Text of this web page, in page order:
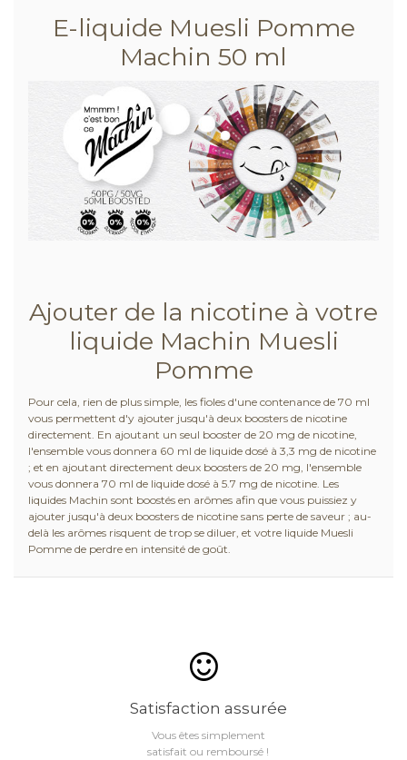
E-liquide Muesli Pomme
Machin 50 ml
Ajouter de la nicotine à votre
liquide Machin Muesli
Pomme
Pour cela, rien de plus simple, les fioles d'une contenance de 70 ml
vous permettent d'y ajouter jusqu'à deux boosters de nicotine
directement. En ajoutant un seul booster de 20 mg de nicotine,
l'ensemble vous donnera 60 ml de liquide dosé à 3,3 mg de nicotine
; et en ajoutant directement deux boosters de 20 mg, l'ensemble
vous donnera 70 ml de liquide dosé à 5.7 mg de nicotine. Les
liquides Machin sont boostés en arômes afin que vous puissiez y
ajouter jusqu'à deux boosters de nicotine sans perte de saveur ; au-
delà les arômes risquent de trop se diluer, et votre liquide Muesli
Pomme de perdre en intensité de goût.
Satisfaction assurée
Vous êtes simplement
satisfait ou remboursé !